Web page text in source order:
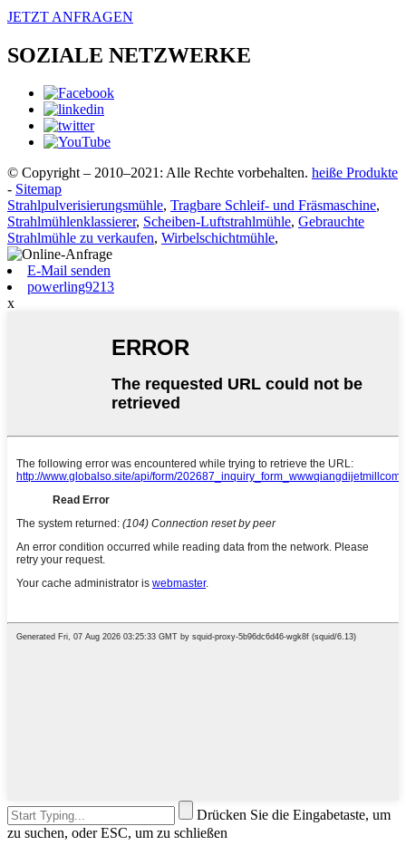
JETZT ANFRAGEN
SOZIALE NETZWERKE
© Copyright – 2010–2021: Alle Rechte vorbehalten. heiße Produkte
- Sitemap
Strahlpulverisierungsmühle, Tragbare Schleif- und Fräsmaschine,
Strahlmühlenklassierer, Scheiben-Luftstrahlmühle, Gebrauchte
Strahlmühle zu verkaufen, Wirbelschichtmühle,
E-Mail senden
powerling9213
x
Drücken Sie die Eingabetaste, um
zu suchen, oder ESC, um zu schließen